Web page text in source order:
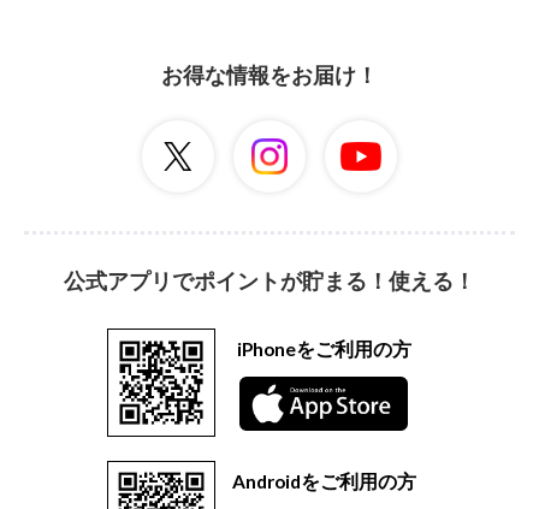
お得な情報をお届け！
公式アプリでポイントが貯まる！使える！
iPhoneをご利用の方
Androidをご利用の方